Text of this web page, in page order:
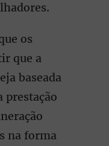
os
que a
baseada
prestação
na forma